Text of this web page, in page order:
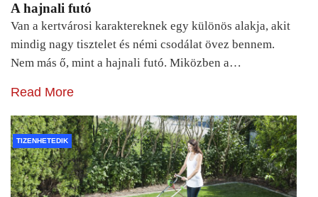
A hajnali futó
Van a kertvárosi karaktereknek egy különös alakja, akit
mindig nagy tisztelet és némi csodálat övez bennem.
Nem más ő, mint a hajnali futó. Miközben a…
Read More
TIZENHETEDIK